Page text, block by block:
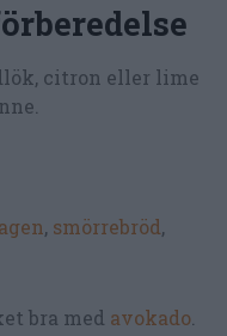
citron eller lime
, smörrebröd,
bra med avokado.